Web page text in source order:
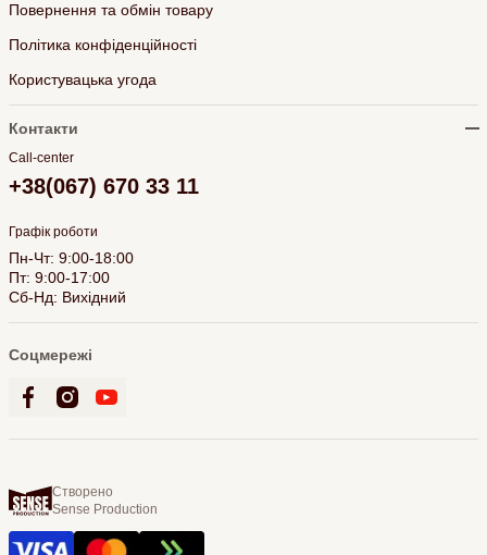
Повернення та обмін товару
Політика конфіденційності
Користувацька угода
Контакти
Call-center
+38(067) 670 33 11
Графік роботи
Пн-Чт: 9:00-18:00
Пт: 9:00-17:00
Сб-Нд: Вихідний
Соцмережі
Створено
Sense Production